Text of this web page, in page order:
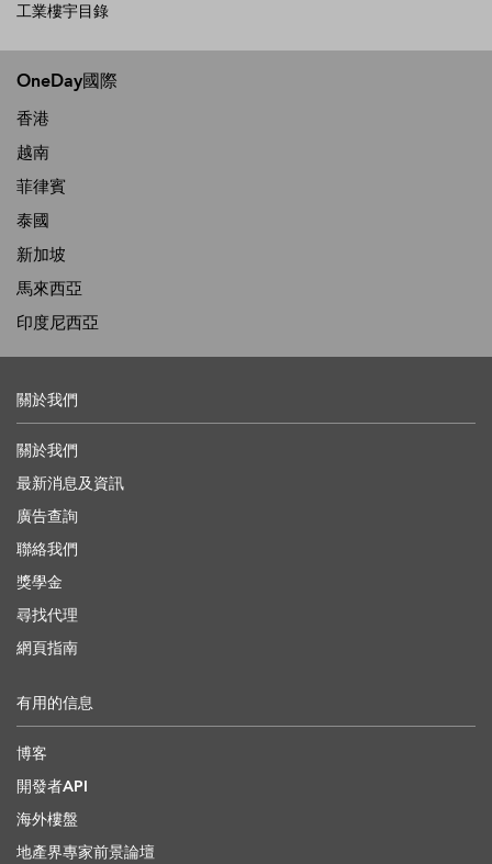
工業樓宇目錄
OneDay國際
香港
越南
菲律賓
泰國
新加坡
馬來西亞
印度尼西亞
關於我們
關於我們
最新消息及資訊
廣告查詢
聯絡我們
獎學金
尋找代理
網頁指南
有用的信息
博客
開發者API
海外樓盤
地產界專家前景論壇